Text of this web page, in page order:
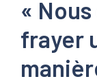
«
frayer